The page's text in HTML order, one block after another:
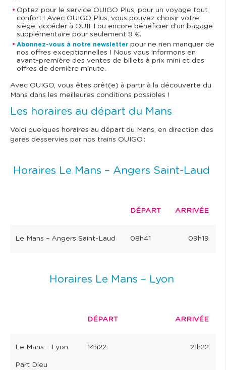
Optez pour le service OUIGO Plus, pour un voyage tout
confort ! Avec OUIGO Plus, vous pouvez choisir votre
siège, accéder à OUIFI ou encore bénéficier d'un bagage
supplémentaire pour seulement 9 €.
Abonnez-vous à notre newsletter pour ne rien manquer de
nos offres exceptionnelles ! Nous vous informons en
avant-première des ventes de billets à prix mini et des
offres de dernière minute.
Avec OUIGO, vous êtes prêt(e) à partir à la découverte du
Mans dans les meilleures conditions possibles !
Les horaires au départ du Mans
Voici quelques horaires au départ du Mans, en direction des
gares desservies par nos trains OUIGO :
Horaires Le Mans – Angers Saint-Laud
DÉPART ARRIVÉE
Le Mans – Angers Saint-Laud 08h41 09h19
Horaires Le Mans – Lyon
DÉPART ARRIVÉE
Le Mans – Lyon
Part Dieu
14h22 21h22